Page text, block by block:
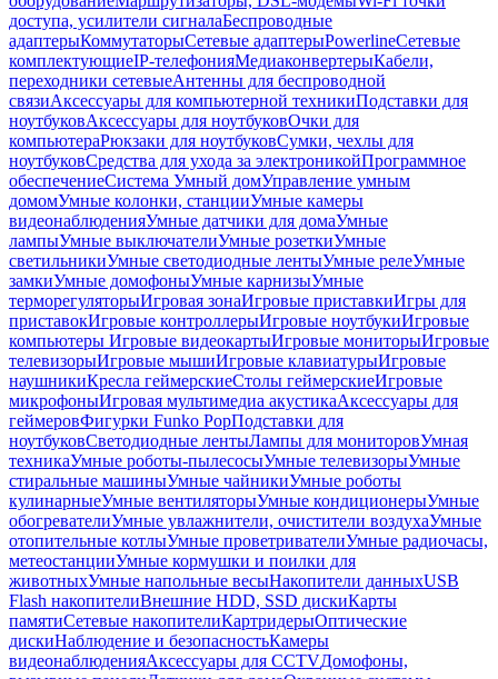
доступа, усилители сигналаБеспроводные
адаптерыКоммутаторыСетевые адаптерыPowerlineСетевые
комплектующиеIP-телефонияМедиаконвертерыКабели,
переходники сетевыеАнтенны для беспроводной
связиАксессуары для компьютерной техникиПодставки для
ноутбуковАксессуары для ноутбуковОчки для
компьютераРюкзаки для ноутбуковСумки, чехлы для
ноутбуковСредства для ухода за электроникойПрограммное
обеспечениеСистема Умный домУправление умным
домомУмные колонки, станцииУмные камеры
видеонаблюденияУмные датчики для домаУмные
лампыУмные выключателиУмные розеткиУмные
светильникиУмные светодиодные лентыУмные релеУмные
замкиУмные домофоныУмные карнизыУмные
терморегуляторыИгровая зонаИгровые приставкиИгры для
приставокИгровые контроллерыИгровые ноутбукиИгровые
компьютеры Игровые видеокартыИгровые мониторыИгровые
телевизорыИгровые мышиИгровые клавиатурыИгровые
наушникиКресла геймерскиеСтолы геймерскиеИгровые
микрофоныИгровая мультимедиа акустикаАксессуары для
геймеровФигурки Funko PopПодставки для
ноутбуковСветодиодные лентыЛампы для мониторовУмная
техникаУмные роботы-пылесосыУмные телевизорыУмные
стиральные машиныУмные чайникиУмные роботы
кулинарныеУмные вентиляторыУмные кондиционерыУмные
обогревателиУмные увлажнители, очистители воздухаУмные
отопительные котлыУмные проветривателиУмные радиочасы,
метеостанцииУмные кормушки и поилки для
животныхУмные напольные весыНакопители данныхUSB
Flash накопителиВнешние HDD, SSD дискиКарты
памятиСетевые накопителиКартридерыОптические
дискиНаблюдение и безопасностьКамеры
видеонаблюденияАксессуары для CCTVДомофоны,